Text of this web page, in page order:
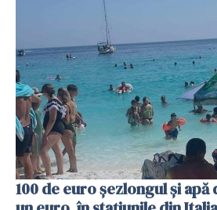
100 de euro șezlongul și